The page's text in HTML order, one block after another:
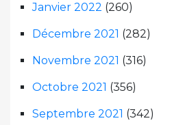
Janvier 2022 (260)
Décembre 2021 (282)
Novembre 2021 (316)
Octobre 2021 (356)
Septembre 2021 (342)